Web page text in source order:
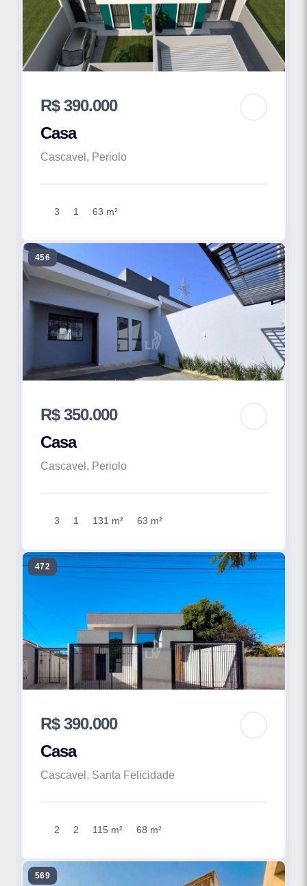
R$ 390.000
Casa
Cascavel, Periolo
3 1 63 m²
456
R$ 350.000
Casa
Cascavel, Periolo
3 1 131 m² 63 m²
472
R$ 390.000
Casa
Cascavel, Santa Felicidade
2 2 115 m² 68 m²
569